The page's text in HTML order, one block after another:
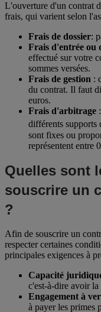
L'ouverture d'un contrat
frais, qui varient selon
Frais de dossier:
Frais d'entrée ou
effectué sur votre
sommes versées.
Frais de gestion :
du contrat. Il faut
euros.
Frais d'arbitrage
différents supports
sont fixes ou
représentent entre
Quelles sont
souscrire un
?
Afin de souscrire un
respecter certaines
principales exigences à
Capacité
c'est-à-dire avoir la
Engagement à
à payer les primes